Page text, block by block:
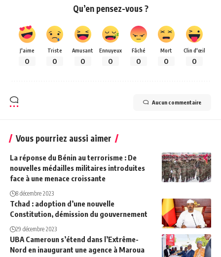
Qu’en pensez-vous ?
J'aime
0
Triste
0
Amusant
0
Ennuyeux
0
Fâché
0
Mort
0
Clin d'œil
0
Aucun commentaire
Vous pourriez aussi aimer
La réponse du Bénin au terrorisme : De
nouvelles médailles militaires introduites
face à une menace croissante
8 décembre 2023
Tchad : adoption d’une nouvelle
Constitution, démission du gouvernement
29 décembre 2023
UBA Cameroun s’étend dans l’Extrême-
Nord en inaugurant une agence à Maroua